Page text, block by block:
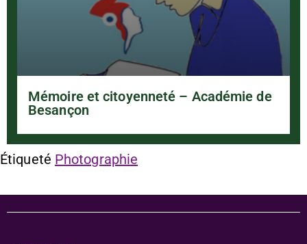
Mémoire et citoyenneté – Académie de
Besançon
Étiqueté Photographie